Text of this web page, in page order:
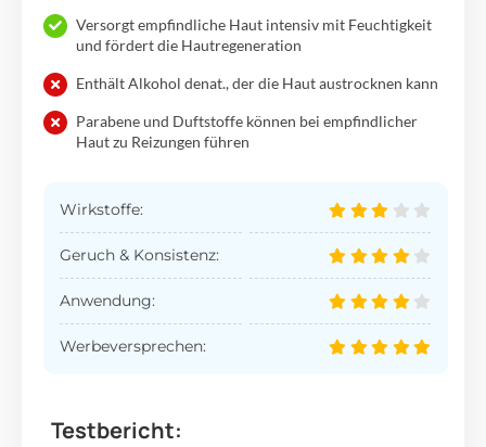
Versorgt empfindliche Haut intensiv mit Feuchtigkeit
und fördert die Hautregeneration
Enthält Alkohol denat., der die Haut austrocknen kann
Parabene und Duftstoffe können bei empfindlicher
Haut zu Reizungen führen
Wirkstoffe:
Geruch & Konsistenz:
Anwendung:
Werbeversprechen:
Testbericht: